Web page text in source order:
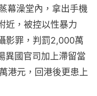
幕澡堂內，拿出手機
近，被控以性暴力
影罪，判罰2,000萬
異國官司加上滯留當
港元，回港後更患上